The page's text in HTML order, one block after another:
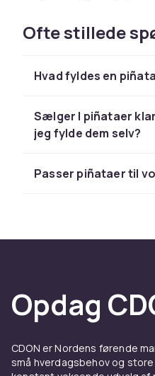
Former og
stjerner, dyr,
dit tema, eller gå for
stjerneform, der altid
Til
spænding og
Fyl din piñata
De fleste piñataer
inkluderer slik,
klistertatoveringer og
Ofte stillede
Hvad fyldes en
Sælger I piñataer
jeg fylde dem selv?
Passer piñataer til
Opdag
CDON er Nordens førende
små hverdagsbehov og